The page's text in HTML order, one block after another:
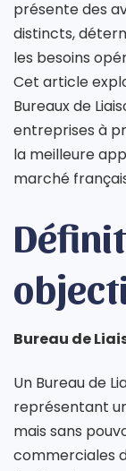
présente des
distincts,
les besoins
Cet article
Bureaux de
entreprises à
la meilleure
marché
Bureau de
Un Bureau de
représentant
mais sans
commerciales